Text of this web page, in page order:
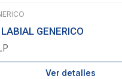
GENERICO
Ver detalles